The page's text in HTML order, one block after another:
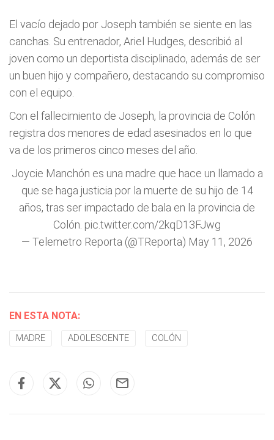
El vacío dejado por Joseph también se siente en las
canchas. Su entrenador, Ariel Hudges, describió al
joven como un deportista disciplinado, además de ser
un buen hijo y compañero, destacando su compromiso
con el equipo.
Con el fallecimiento de Joseph, la provincia de Colón
registra dos menores de edad asesinados en lo que
va de los primeros cinco meses del año.
Joycie Manchón es una madre que hace un llamado a
que se haga justicia por la muerte de su hijo de 14
años, tras ser impactado de bala en la provincia de
Colón. pic.twitter.com/2kqD13FJwg
— Telemetro Reporta (@TReporta) May 11, 2026
EN ESTA NOTA:
MADRE ADOLESCENTE COLÓN